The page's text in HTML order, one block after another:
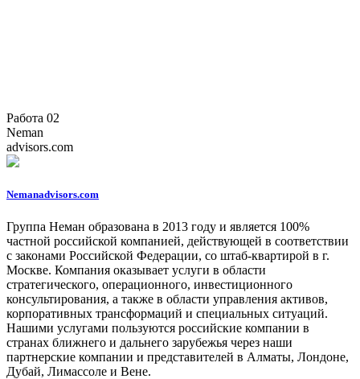
Работа 02
Neman
advisors.com
Nemanadvisors.com
Группа Неман образована в 2013 году и является 100%
частной российской компанией, действующей в соответствии
с законами Российской Федерации, со штаб-квартирой в г.
Москве. Компания оказывает услуги в области
стратегического, операционного, инвестиционного
консультирования, а также в области управления активов,
корпоративных трансформаций и специальных ситуаций.
Нашими услугами пользуются российские компании в
странах ближнего и дальнего зарубежья через наши
партнерские компании и представителей в Алматы, Лондоне,
Дубай, Лимассоле и Вене.